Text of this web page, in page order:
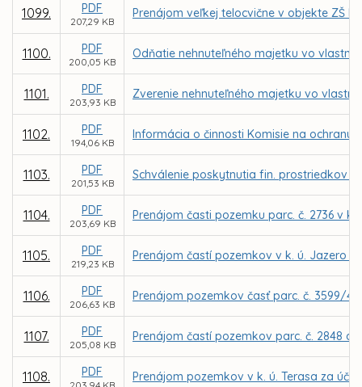
1099. PDF
207,29 KB
Prenájom veľkej telocvične v objekte ZŠ
1100. PDF
200,05 KB
Odňatie nehnuteľného majetku vo
1101. PDF
203,93 KB
Zverenie nehnuteľného majetku vo
1102. PDF
194,06 KB
Informácia o činnosti Komisie na ochranu
1103. PDF
201,53 KB
Schválenie poskytnutia fin. prostriedkov
1104. PDF
203,69 KB
Prenájom časti pozemku parc. č. 2736 v
1105. PDF
219,23 KB
Prenájom častí pozemkov v k. ú. Jazero
1106. PDF
206,63 KB
Prenájom pozemkov časť parc. č. 3599/4
1107. PDF
205,08 KB
Prenájom častí pozemkov parc. č. 2848 a
1108. PDF Prenájom pozemkov v k. ú. Terasa za